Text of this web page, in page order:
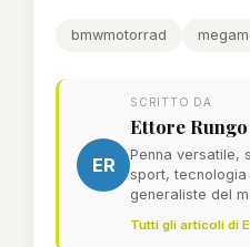
bmwmotorrad
ER
SCRITTO DA
Ettore Rungo
Penna versatile,
sport,
generaliste del
Tutti gli articoli di